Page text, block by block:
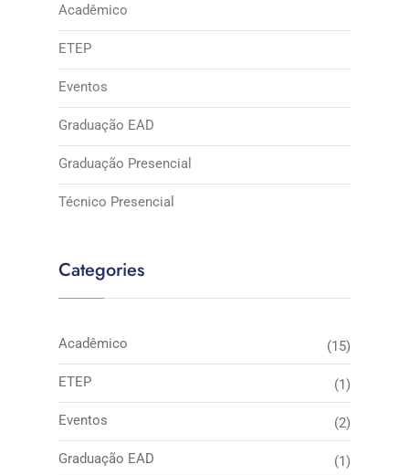
Acadêmico
ETEP
Eventos
Graduação EAD
Graduação Presencial
Técnico Presencial
Categories
Acadêmico (15)
ETEP (1)
Eventos (2)
Graduação EAD (1)